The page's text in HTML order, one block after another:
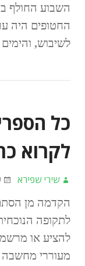
השבוע החולף
החטופים היה
לשיבוש,
כל
לקרוא
שירי שפירא
הקדמה מן
לתקופה
להציע או
מעוררי